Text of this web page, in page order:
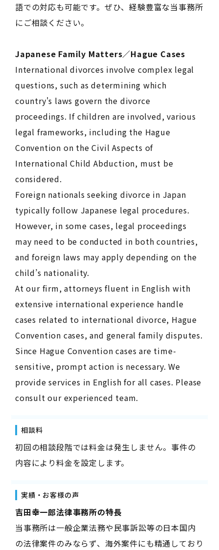
語での対応も可能です。ぜひ、経験豊富な当事務所
にご相談ください。
Japanese Family Matters／Hague Cases
International divorces involve complex legal
questions, such as determining which
country's laws govern the divorce
proceedings. If children are involved, various
legal frameworks, including the Hague
Convention on the Civil Aspects of
International Child Abduction, must be
considered.
Foreign nationals seeking divorce in Japan
typically follow Japanese legal procedures.
However, in some cases, legal proceedings
may need to be conducted in both countries,
and foreign laws may apply depending on the
child’s nationality.
At our firm, attorneys fluent in English with
extensive international experience handle
cases related to international divorce, Hague
Convention cases, and general family disputes.
Since Hague Convention cases are time-
sensitive, prompt action is necessary. We
provide services in English for all cases. Please
consult our experienced team.
相談料
初回の相談段階では料金は発生しません。事件の
内容により料金を設定します。
実績・お客様の声
吉田幸一郎法律事務所の特長
当事務所は一般企業法務や民事訴訟等の日本国内
の法律案件のみならず、海外案件にも精通しており